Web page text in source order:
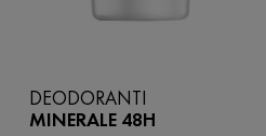
DEODORANTI
MINERALE 48H